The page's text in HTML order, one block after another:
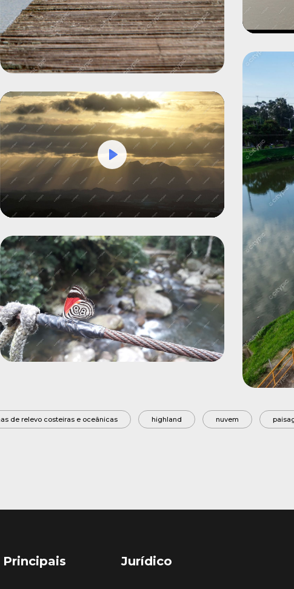
Mute Settings
Play
de relevo costeiras e oceânicas highland nuvem
Principais Jurídico